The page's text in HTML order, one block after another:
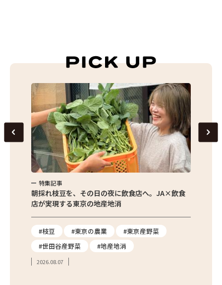
特集記事
朝採れ枝豆を、その日の夜に飲食店へ。JA×飲食
店が実現する東京の地産地消
#枝豆 #東京の農業
#東京産野菜
#世田谷産野菜
#地産地消
2026.08.07